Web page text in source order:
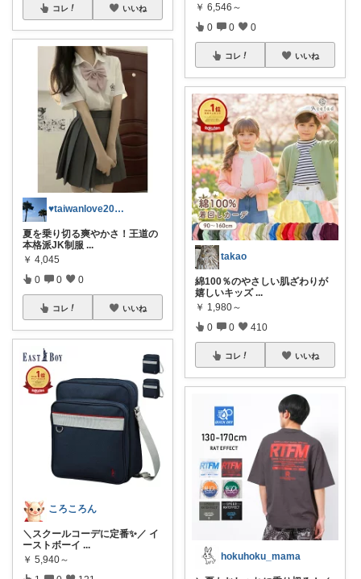
コレ いいね
♥taiwanlove2026♥
夏を乗り切る爽やかさ！王道の
本格派JK制服 ...
￥ 4,045
0 0 0
コレ いいね
ころころん
＼スクールコーデに定番✨／ イ
ーストボーイ ...
￥ 5,940～
￥ 6,546～
0 0 0
コレ いいね
takao
綿100％のやさしい肌ざわりが
嬉しいキッズ ...
￥ 1,980～
0 0 410
コレ いいね
hokuhoku_mama